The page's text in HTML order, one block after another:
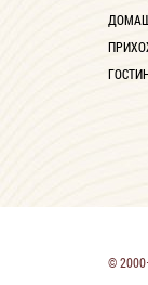
©